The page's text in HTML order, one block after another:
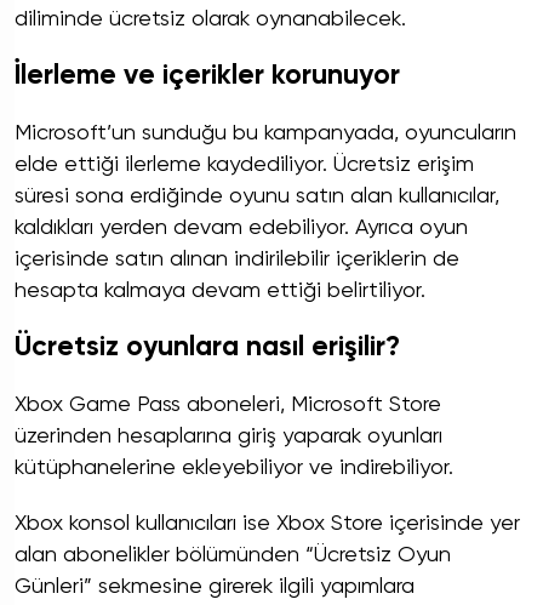
diliminde ücretsiz olarak oynanabilecek.
İlerleme ve içerikler korunuyor
Microsoft’un sunduğu bu kampanyada, oyuncuların
elde ettiği ilerleme kaydediliyor. Ücretsiz erişim
süresi sona erdiğinde oyunu satın alan kullanıcılar,
kaldıkları yerden devam edebiliyor. Ayrıca oyun
içerisinde satın alınan indirilebilir içeriklerin de
hesapta kalmaya devam ettiği belirtiliyor.
Ücretsiz oyunlara nasıl erişilir?
Xbox Game Pass aboneleri, Microsoft Store
üzerinden hesaplarına giriş yaparak oyunları
kütüphanelerine ekleyebiliyor ve indirebiliyor.
Xbox konsol kullanıcıları ise Xbox Store içerisinde yer
alan abonelikler bölümünden “Ücretsiz Oyun
Günleri” sekmesine girerek ilgili yapımlara